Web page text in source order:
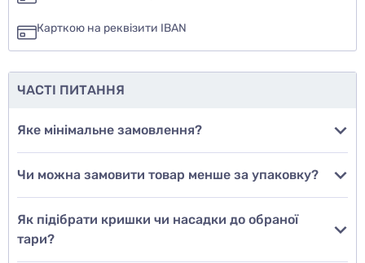
ще не знаю
Додати відгук
Карткою на реквізити IBAN
ЧАСТІ ПИТАННЯ
Яке мінімальне замовлення?
Чи можна замовити товар менше за упаковку?
Як підібрати кришки чи насадки до обраної
тари?